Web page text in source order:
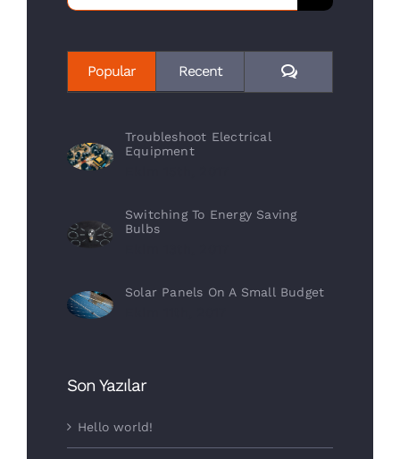
Popular Recent Yorum
Troubleshoot Electrical
Equipment
Switching To Energy Saving
Bulbs
Solar Panels On A Small Budget
Son Yazılar
Hello world!